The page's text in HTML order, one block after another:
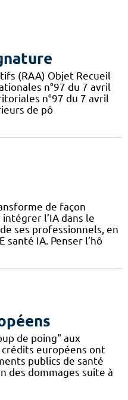
(RAA) Objet Recueil
n°97 du 7 avril
n°97 du 7 avril
de pô
de façon
l’IA dans le
ses professionnels, en
santé IA. Penser l’hô
de poing" aux
crédits européens ont
publics de santé
des dommages suite à